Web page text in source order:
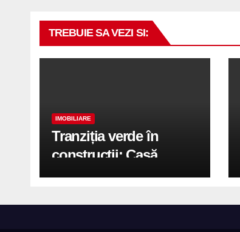
TREBUIE SA VEZI SI:
IMOBILIARE
Tranziția verde în
construcții: Casă
modernă cu structură